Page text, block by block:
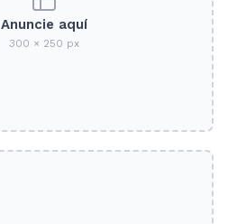
Anuncie aquí
300 × 250 px